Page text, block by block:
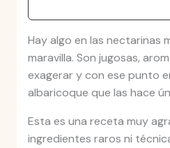
Hay algo en las nectarinas
maravilla. Son jugosas,
exagerar y con ese punto
albaricoque que las hace
Esta es una receta muy
ingredientes raros ni